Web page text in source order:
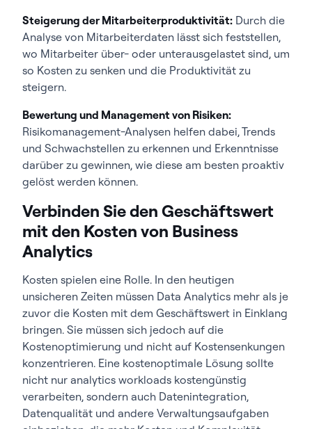
Steigerung der Mitarbeiterproduktivität: Durch die
Analyse von Mitarbeiterdaten lässt sich feststellen,
wo Mitarbeiter über- oder unterausgelastet sind, um
so Kosten zu senken und die Produktivität zu
steigern.
Bewertung und Management von Risiken:
Risikomanagement-Analysen helfen dabei, Trends
und Schwachstellen zu erkennen und Erkenntnisse
darüber zu gewinnen, wie diese am besten proaktiv
gelöst werden können.
Verbinden Sie den Geschäftswert
mit den Kosten von Business
Analytics
Kosten spielen eine Rolle. In den heutigen
unsicheren Zeiten müssen Data Analytics mehr als je
zuvor die Kosten mit dem Geschäftswert in Einklang
bringen. Sie müssen sich jedoch auf die
Kostenoptimierung und nicht auf Kostensenkungen
konzentrieren. Eine kostenoptimale Lösung sollte
nicht nur analytics workloads kostengünstig
verarbeiten, sondern auch Datenintegration,
Datenqualität und andere Verwaltungsaufgaben